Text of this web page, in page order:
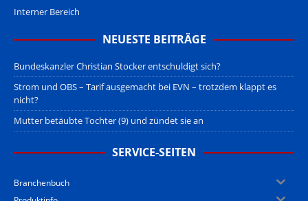
Interner Bereich
NEUESTE BEITRÄGE
Bundeskanzler Christian Stocker entschuldigt sich?
Strom und OBS – Tarif ausgemacht bei EVN – trotzdem klappt es
nicht?
Mutter betäubte Tochter (9) und zündet sie an
SERVICE-SEITEN
Branchenbuch